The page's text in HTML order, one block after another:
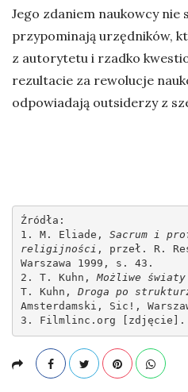
Jego zdaniem naukowcy nie
przypominają urzędników,
z autorytetu i rzadko
rezultacie za rewolucje
odpowiadają outsiderzy z
Źródła:
1. M. Eliade, Sacrum i
religijności , przeł. R.
Warszawa 1999, s. 43.
2. T. Kuhn, Możliwe
T. Kuhn, Droga po
Amsterdamski, Sic!,
3. Filmlinc.org [zdjęcie].